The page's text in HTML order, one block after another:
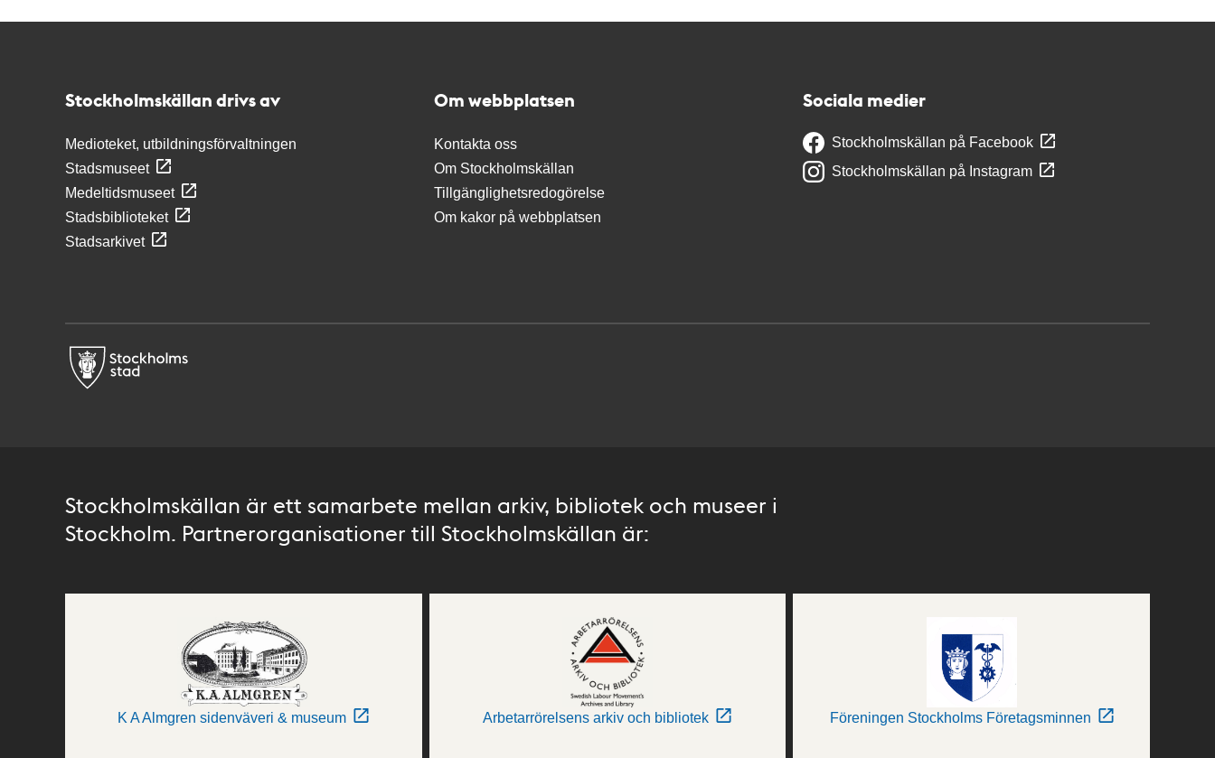
Stockholmskällan drivs av
Medioteket, utbildningsförvaltningen
Stadsmuseet
Medeltidsmuseet
Stadsbiblioteket
Stadsarkivet
Om webbplatsen
Kontakta oss
Om Stockholmskällan
Tillgänglighetsredogörelse
Om kakor på webbplatsen
Sociala medier
Stockholmskällan på Facebook
Stockholmskällan på Instagram
Stockholmskällan är ett samarbete mellan arkiv, bibliotek och museer i
Stockholm. Partnerorganisationer till Stockholmskällan är:
K A Almgren sidenväveri & museum Arbetarrörelsens arkiv och bibliotek Föreningen Stockholms Företagsminnen